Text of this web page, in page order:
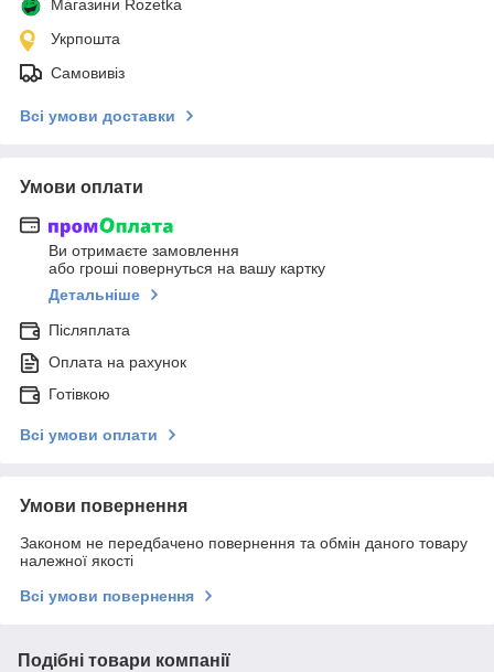
Магазини Rozetka
Укрпошта
Самовивіз
Всі умови доставки
Умови оплати
Ви отримаєте замовлення
або гроші повернуться на вашу картку
Детальніше
Післяплата
Оплата на рахунок
Готівкою
Всі умови оплати
Умови повернення
Законом не передбачено повернення та обмін даного товару
належної якості
Всі умови повернення
Подібні товари компанії